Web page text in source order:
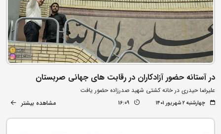
در آستانه حضور آزادکاران در رقابت های جهانی صربستان
علیرضا حیدری در خانه کشتی شهید صدرزاده حضور یافت
چهارشنبه ۲ شهریور ۱۴۰۱ 16:09 مشاهده بیشتر